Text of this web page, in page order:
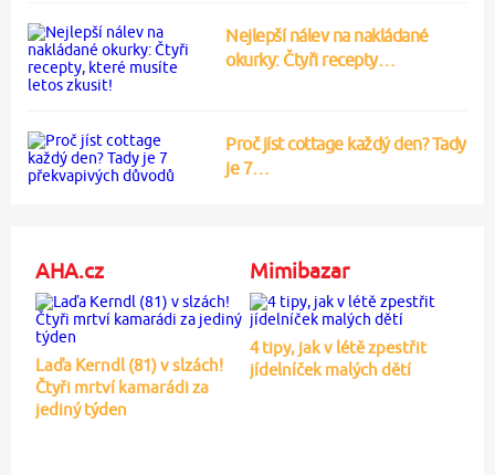
Nejlepší nálev na nakládané
okurky: Čtyři recepty…
Proč jíst cottage každý den? Tady
je 7…
AHA.cz
Laďa Kerndl (81) v slzách!
Čtyři mrtví kamarádi za
jediný týden
Mimibazar
4 tipy, jak v létě zpestřit
jídelníček malých dětí